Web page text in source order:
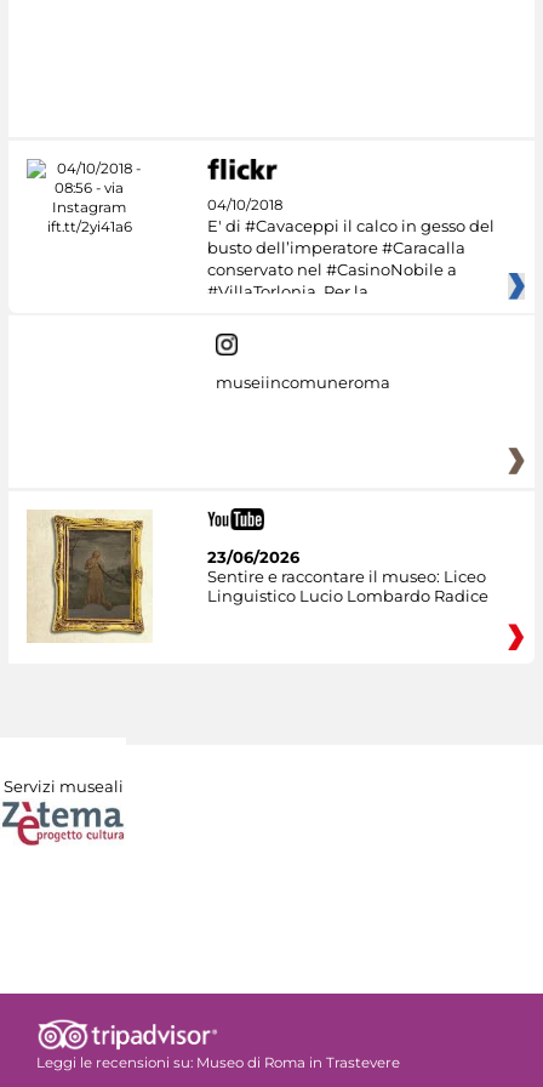
04/10/2018
E' di #Cavaceppi il calco in gesso del
busto dell’imperatore #Caracalla
conservato nel #CasinoNobile a
#VillaTorlonia. Per la
museiincomuneroma
23/06/2026
Sentire e raccontare il museo: Liceo
Linguistico Lucio Lombardo Radice
Servizi museali
Leggi le recensioni su: Museo di Roma in Trastevere